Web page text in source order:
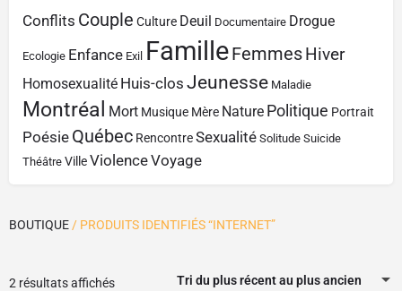
Conflits Couple Culture Deuil Documentaire Drogue
Ecologie Enfance Exil FamilleFemmesHiver
Homosexualité Huis-clos Jeunesse Maladie
Montréal Mort Musique Mère Nature Politique Portrait
Poésie Québec RencontreSexualité Solitude Suicide
Théâtre VilleViolenceVoyage
BOUTIQUE / PRODUITS IDENTIFIÉS “INTERNET”
2 résultats affichés Tri du plus récent au plus ancien